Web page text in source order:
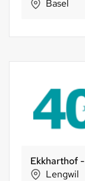
Basel
Ekkharthof
Lengwil